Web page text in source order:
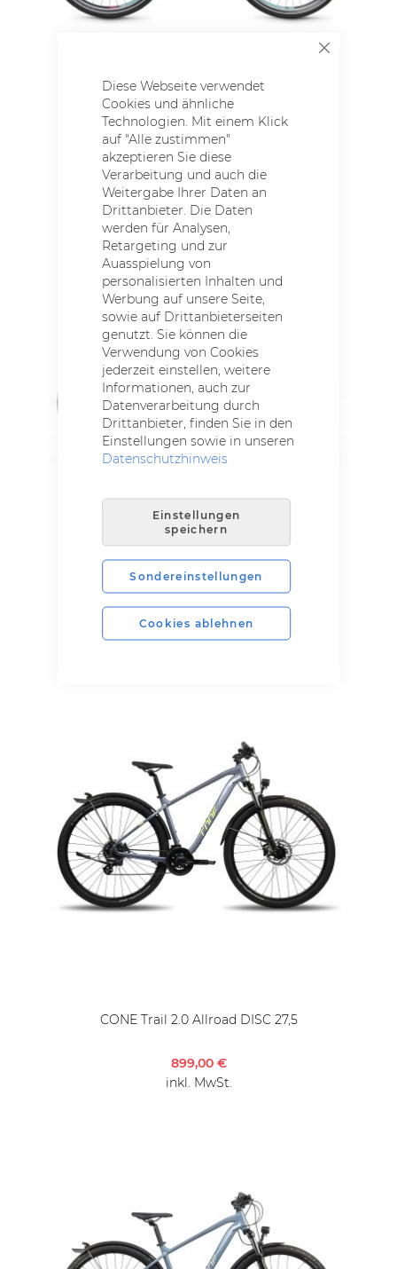
Diese Webseite verwendet
Cookies und ähnliche
Technologien. Mit einem Klick
auf "Alle zustimmen"
akzeptieren Sie diese
Verarbeitung und auch die
Weitergabe Ihrer Daten an
Drittanbieter. Die Daten
werden für Analysen,
Retargeting und zur
Auasspielung von
personalisierten Inhalten und
Werbung auf unsere Seite,
sowie auf Drittanbieterseiten
genutzt. Sie können die
Verwendung von Cookies
jederzeit einstellen, weitere
Informationen, auch zur
Datenverarbeitung durch
Drittanbieter, finden Sie in den
Einstellungen sowie in unseren
Datenschutzhinweis
Einstellungen
speichern
Sondereinstellungen
Cookies ablehnen
Cone Y260 K21 ND FG Allroad 21-Gang
549,00 €
inkl. MwSt.
CONE Trail 2.0 Allroad DISC 29
CONE Trail 2.0 Allroad DISC 27,5
899,00 €
inkl. MwSt.